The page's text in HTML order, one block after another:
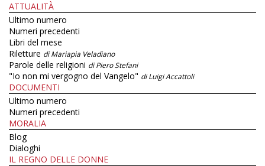
ATTUALITÀ
Ultimo numero
Numeri precedenti
Libri del mese
Riletture di Mariapia Veladiano
Parole delle religioni di Piero Stefani
"Io non mi vergogno del Vangelo" di Luigi Accattoli
DOCUMENTI
Ultimo numero
Numeri precedenti
MORALIA
Blog
Dialoghi
IL REGNO DELLE DONNE